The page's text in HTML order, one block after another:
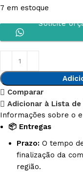
7 em estoque
Solicite
Comparar
Adicionar à Lista de
Informações sobre o
📦 Entregas
Prazo: O tempo
finalização da
região.